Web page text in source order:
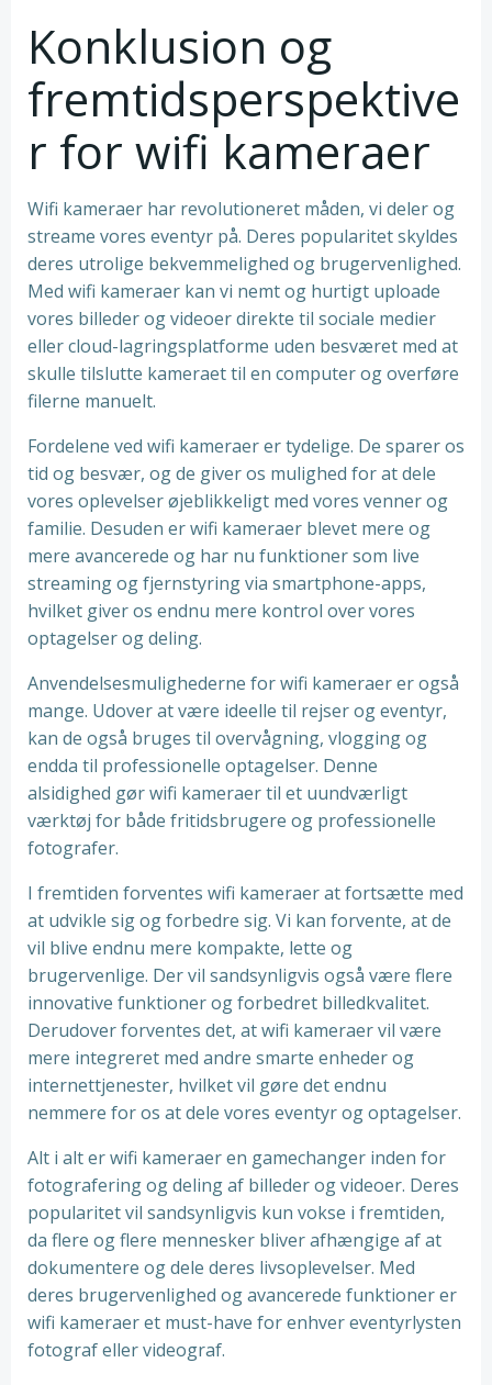
Konklusion og
fremtidsperspektive
r for wifi kameraer
Wifi kameraer har revolutioneret måden, vi deler og
streame vores eventyr på. Deres popularitet skyldes
deres utrolige bekvemmelighed og brugervenlighed.
Med wifi kameraer kan vi nemt og hurtigt uploade
vores billeder og videoer direkte til sociale medier
eller cloud-lagringsplatforme uden besværet med at
skulle tilslutte kameraet til en computer og overføre
filerne manuelt.
Fordelene ved wifi kameraer er tydelige. De sparer os
tid og besvær, og de giver os mulighed for at dele
vores oplevelser øjeblikkeligt med vores venner og
familie. Desuden er wifi kameraer blevet mere og
mere avancerede og har nu funktioner som live
streaming og fjernstyring via smartphone-apps,
hvilket giver os endnu mere kontrol over vores
optagelser og deling.
Anvendelsesmulighederne for wifi kameraer er også
mange. Udover at være ideelle til rejser og eventyr,
kan de også bruges til overvågning, vlogging og
endda til professionelle optagelser. Denne
alsidighed gør wifi kameraer til et uundværligt
værktøj for både fritidsbrugere og professionelle
fotografer.
I fremtiden forventes wifi kameraer at fortsætte med
at udvikle sig og forbedre sig. Vi kan forvente, at de
vil blive endnu mere kompakte, lette og
brugervenlige. Der vil sandsynligvis også være flere
innovative funktioner og forbedret billedkvalitet.
Derudover forventes det, at wifi kameraer vil være
mere integreret med andre smarte enheder og
internettjenester, hvilket vil gøre det endnu
nemmere for os at dele vores eventyr og optagelser.
Alt i alt er wifi kameraer en gamechanger inden for
fotografering og deling af billeder og videoer. Deres
popularitet vil sandsynligvis kun vokse i fremtiden,
da flere og flere mennesker bliver afhængige af at
dokumentere og dele deres livsoplevelser. Med
deres brugervenlighed og avancerede funktioner er
wifi kameraer et must-have for enhver eventyrlysten
fotograf eller videograf.